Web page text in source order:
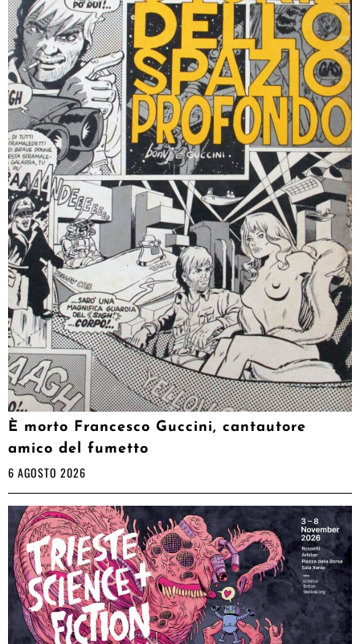
È morto Francesco Guccini, cantautore
amico del fumetto
6 AGOSTO 2026